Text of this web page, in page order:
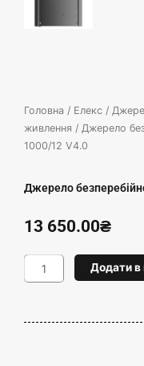
Головна / Елекс /
живлення / Джерело
1000/12 V4.0
Джерело
13 650.00₴
Джерело
безперебійного
Додати в